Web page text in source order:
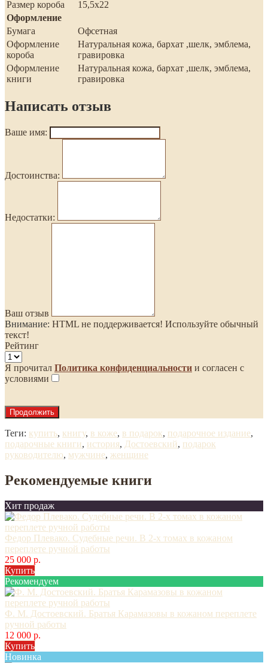
Размер короба
15,5х22
Оформление
Бумага
Офсетная
Оформление
короба
Натуральная кожа, бархат ,шелк, эмблема,
гравировка
Оформление
книги
Натуральная кожа, бархат ,шелк, эмблема,
гравировка
Написать отзыв
Ваше имя:
Достоинства:
Недостатки:
Ваш отзыв
Внимание: HTML не поддерживается! Используйте обычный
текст!
Рейтинг
Я прочитал Политика конфиденциальности и согласен с
условиями
Продолжить
Теги: купить, книгу, в коже, в подарок, подарочное издание,
подарочные книги, история, Достоевский, подарок
руководителю, мужчине, женщине
Рекомендуемые книги
Хит продаж
Федор Плевако. Судебные речи. В 2-х томах в кожаном
переплете ручной работы
25 000 р.
Купить
Рекомендуем
Ф. М. Достоевский. Братья Карамазовы в кожаном переплете
ручной работы
12 000 р.
Купить
Новинка